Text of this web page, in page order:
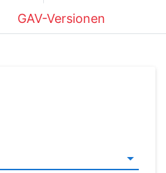
GAV-Versionen